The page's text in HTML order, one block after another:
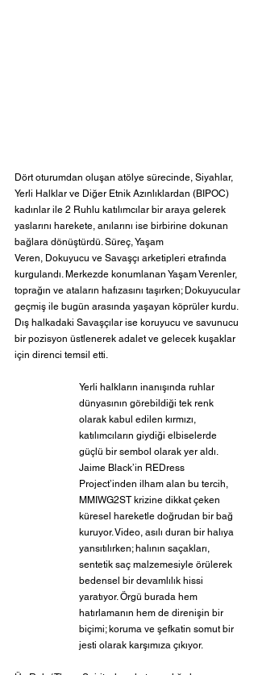
Dört oturumdan oluşan atölye sürecinde, Siyahlar,
Yerli Halklar ve Diğer Etnik Azınlıklardan (BIPOC)
kadınlar ile 2 Ruhlu katılımcılar bir araya gelerek
yaslarını harekete, anılarını ise birbirine dokunan
bağlara dönüştürdü. Süreç, Yaşam
Veren, Dokuyucu ve Savaşçı arketipleri etrafında
kurgulandı. Merkezde konumlanan Yaşam Verenler,
toprağın ve ataların hafızasını taşırken; Dokuyucular
geçmiş ile bugün arasında yaşayan köprüler kurdu.
Dış halkadaki Savaşçılar ise koruyucu ve savunucu
bir pozisyon üstlenerek adalet ve gelecek kuşaklar
için direnci temsil etti.
Yerli halkların inanışında ruhlar
dünyasının görebildiği tek renk
olarak kabul edilen kırmızı,
katılımcıların giydiği elbiselerde
güçlü bir sembol olarak yer aldı.
Jaime Black’in REDress
Project’inden ilham alan bu tercih,
MMIWG2ST krizine dikkat çeken
küresel hareketle doğrudan bir bağ
kuruyor. Video, asılı duran bir halıya
yansıtılırken; halının saçakları,
sentetik saç malzemesiyle örülerek
bedensel bir devamlılık hissi
yaratıyor. Örgü burada hem
hatırlamanın hem de direnişin bir
biçimi; koruma ve şefkatin somut bir
jesti olarak karşımıza çıkıyor.